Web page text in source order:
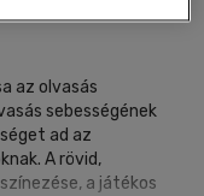
az olvasás
sebességének
ad az
A rövid,
a játékos